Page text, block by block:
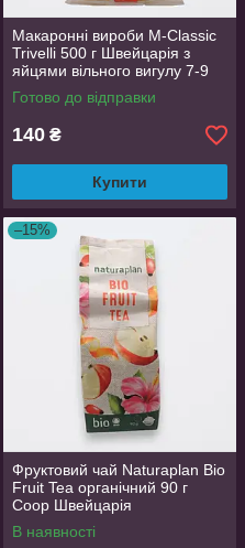
Макаронні вироби M-Classic
Trivelli 500 г Швейцарія з
яйцями вільного вигулу 7-9
хв варіння
Готово до відправки
140 ₴
Купити
–15%
Фруктовий чай Naturaplan Bio
Fruit Tea органічний 90 г
Coop Швейцарія
В наявності